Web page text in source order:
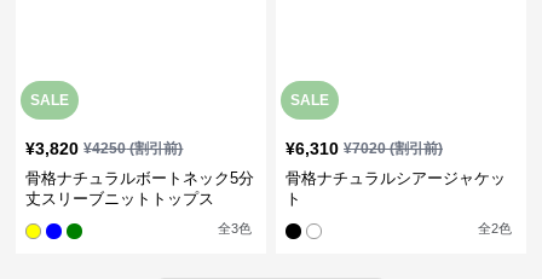
SALE
¥3,820 ¥4250(割引前)
骨格ナチュラルボートネック5分
丈スリーブニットトップス
全3色
SALE
¥6,310 ¥7020(割引前)
骨格ナチュラルシアージャケッ
ト
全2色